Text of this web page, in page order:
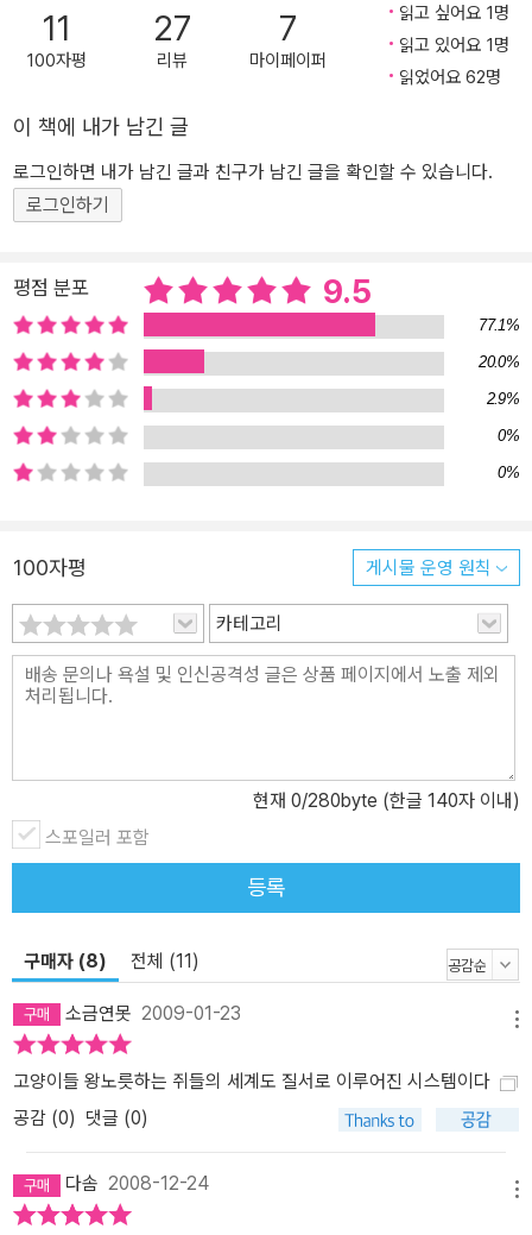
11
100자평
27
리뷰
7
마이페이퍼
읽고 싶어요 1명
읽고 있어요 1명
읽었어요 62명
이 책에 내가 남긴 글
로그인하면 내가 남긴 글과 친구가 남긴 글을 확인할 수 있습니다.
로그인하기
평점 분포 9.5
77.1%
20.0%
2.9%
0%
0%
100자평 게시물 운영 원칙
카테고리
현재 0/280byte (한글 140자 이내)
스포일러 포함
등록
구매자 (8) 전체 (11)
소금연못 2009-01-23
고양이들 왕노릇하는 쥐들의 세계도 질서로 이루어진 시스템이다
공감 (0) 댓글 (0)
다솜 2008-12-24